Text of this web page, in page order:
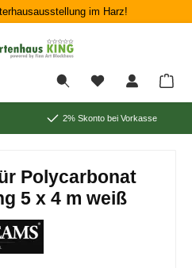
im Harz!
2% Skonto bei Vorkasse
Polycarbonat
5 x 4 m weiß